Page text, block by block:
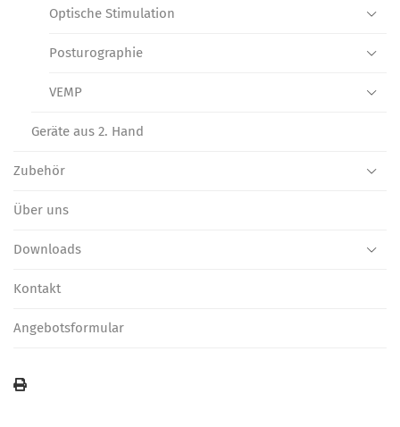
Optische Stimulation
Posturographie
VEMP
Geräte aus 2. Hand
Zubehör
Über uns
Downloads
Kontakt
Angebotsformular